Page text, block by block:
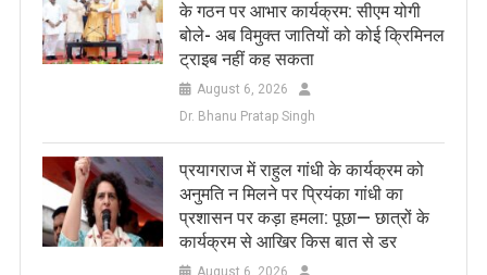
के गठन पर आभार कार्यक्रम: सीएम योगी
बोले- अब विमुक्त जातियों को कोई क्रिमिनल
ट्राइब नहीं कह सकता
August 6, 2026
Dr. Bhanu Pratap Singh
प्रयागराज में राहुल गांधी के कार्यक्रम को
अनुमति न मिलने पर प्रियंका गांधी का
प्रशासन पर कड़ा हमला: पूछा— छात्रों के
कार्यक्रम से आखिर किस बात से डर
August 6, 2026